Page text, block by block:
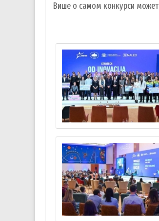
Више о самом конкурси